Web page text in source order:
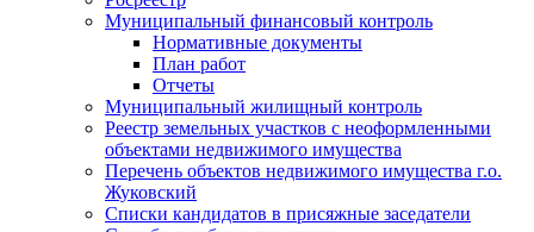
Муниципальный финансовый контроль
Нормативные документы
План работ
Отчеты
Муниципальный жилищный контроль
Реестр земельных участков с неоформленными
объектами недвижимого имущества
Перечень объектов недвижимого имущества г.о.
Жуковский
Списки кандидатов в присяжные заседатели